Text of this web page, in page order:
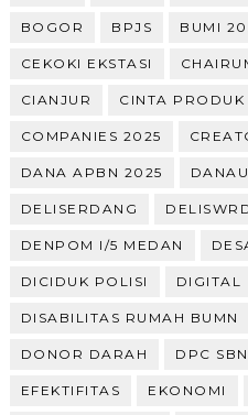
BOGOR BPJS BUMI
CEKOKI EKSTASI
CIANJUR CINTA PRODUK
COMPANIES 2025
DANA APBN 2025
DELISERDANG
DENPOM I/5 MEDAN
DICIDUK POLISI DIGITAL
DISABILITAS RUMAH BUMN
DONOR DARAH DPC
EFEKTIFITAS EKONOMI